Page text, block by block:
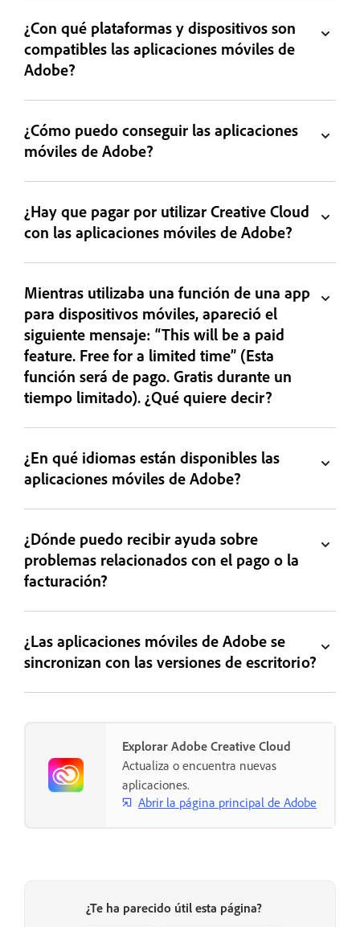
¿Con qué plataformas y dispositivos son
compatibles las aplicaciones móviles de
Adobe?
¿Cómo puedo conseguir las aplicaciones
móviles de Adobe?
¿Hay que pagar por utilizar Creative Cloud
con las aplicaciones móviles de Adobe?
Mientras utilizaba una función de una app
para dispositivos móviles, apareció el
siguiente mensaje: “This will be a paid
feature. Free for a limited time” (Esta
función será de pago. Gratis durante un
tiempo limitado). ¿Qué quiere decir?
¿En qué idiomas están disponibles las
aplicaciones móviles de Adobe?
¿Dónde puedo recibir ayuda sobre
problemas relacionados con el pago o la
facturación?
¿Las aplicaciones móviles de Adobe se
sincronizan con las versiones de escritorio?
Explorar Adobe Creative Cloud
Actualiza o encuentra nuevas
aplicaciones.
Abrir la página principal de Adobe
¿Te ha parecido útil esta página?